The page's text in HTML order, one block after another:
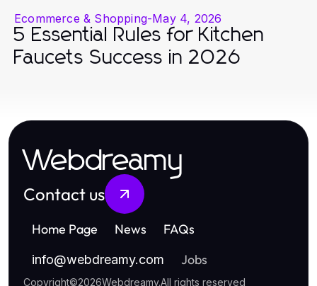
Ecommerce & Shopping-May 4, 2026
5 Essential Rules for Kitchen
Faucets Success in 2026
Webdreamy
Contact us
Home Page News FAQs
info@webdreamy.com Jobs
Copyright©2026Webdreamy.All rights reserved